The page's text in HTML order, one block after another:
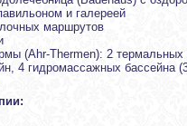
и галереей
маршрутов
(Ahr-Thermen): 2 термальных
4 гидромассажных бассейна